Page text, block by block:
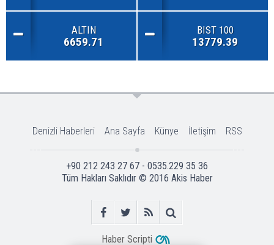
ALTIN
6659.71
BIST 100
13779.39
Denizli Haberleri Ana Sayfa Künye İletişim RSS
+90 212 243 27 67 - 0535.229 35 36
Tüm Hakları Saklıdır © 2016 Akis Haber
Haber Scripti